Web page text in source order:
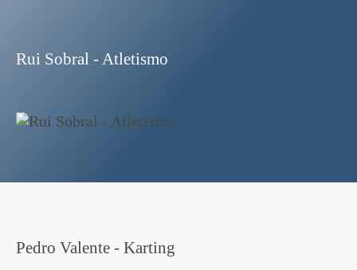
Rui Sobral - Atletismo
Pedro Valente - Karting